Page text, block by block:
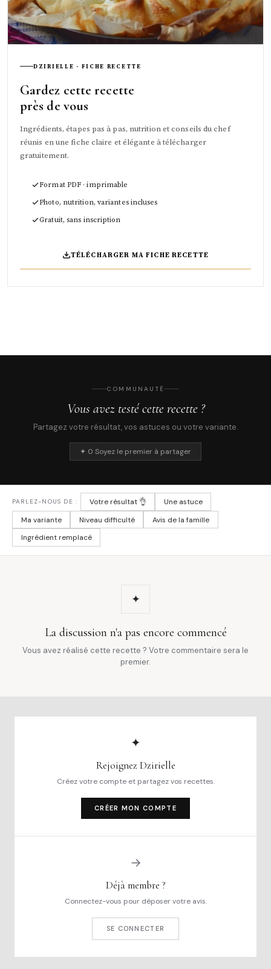
DZIRIELLE · FICHE RECETTE
Gardez cette recette
près de vous
Ingrédients, étapes pas à pas, nutrition et conseils du chef
réunis en une fiche claire et élégante à télécharger
gratuitement.
Format PDF · imprimable
Photo, nutrition, variantes incluses
Gratuit, sans inscription
TÉLÉCHARGER MA FICHE RECETTE
COMMUNAUTÉ
Vous avez testé cette recette ?
Partagez votre résultat, vos astuces ou votre variante.
✦ 0 Soyez le premier à partager
PARLEZ-NOUS DE : Votre résultat 👌
Une astuce
Ma variante
Niveau difficulté
Avis de la famille
Ingrédient remplacé
✦
La discussion n'a pas encore commencé
Vous avez réalisé cette recette ? Votre commentaire sera le
premier.
✦
Rejoignez Dzirielle
Créez votre compte et partagez vos recettes.
CRÉER MON COMPTE
→
Déjà membre ?
Connectez-vous pour déposer votre avis.
SE CONNECTER